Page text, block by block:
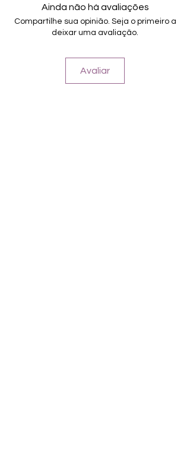
Halten bis zu 14 Tage
Farbe: Fuchsia, Pink, leichter Schimmer
Ainda não há avaliações
Compartilhe sua opinião. Seja o primeiro a
deixar uma avaliação.
Avaliar